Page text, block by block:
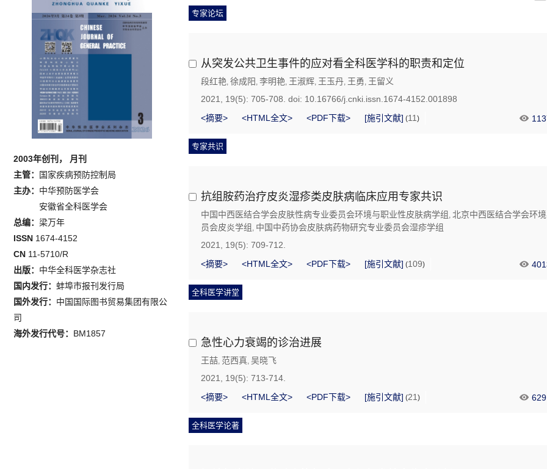
2003年创刊， 月刊
主管： 国家疾病预防控制局
主办： 中华预防医学会
安徽省全科医学会
总编： 梁万年
ISSN 1674-4152
CN 11-5710/R
出版： 中华全科医学杂志社
国内发行： 蚌埠市报刊发行局
国外发行： 中国国际图书贸易集团有限公
司
海外发行代号： BM1857
专家论坛
从突发公共卫生事件的应对看全科医学科的职责和定位
段红艳, 徐成阳 , 李明艳, 王淑辉, 王玉丹, 王勇, 王留义
2021, 19(5): 705-708. doi: 10.16766/j.cnki.issn.1674-4152.001898
<摘要>
<HTML全文> <PDF下载> [施引文献] (11 )
专家共识
抗组胺药治疗皮炎湿疹类皮肤病临床应用专家共识
中国中西医结合学会皮肤性病专业委员会环境与职业性皮肤病学组 , 北京中西医结合学会环
员会皮炎学组 , 中国中药协会皮肤病药物研究专业委员会湿疹学组
2021, 19(5): 709-712.
<摘要>
<HTML全文> <PDF下载> [施引文献] (109)
全科医学讲堂
急性心力衰竭的诊治进展
王喆, 范西真, 吴晓飞
2021, 19(5): 713-714.
<摘要>
<HTML全文> <PDF下载> [施引文献] (21 ) 629
全科医学论著